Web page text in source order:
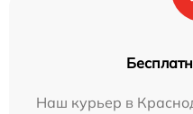
Наш курьер в